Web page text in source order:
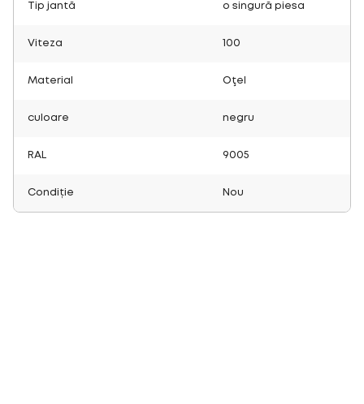
Tip jantă o singură piesa
Viteza 100
Material Oţel
culoare negru
RAL 9005
Condiție Nou